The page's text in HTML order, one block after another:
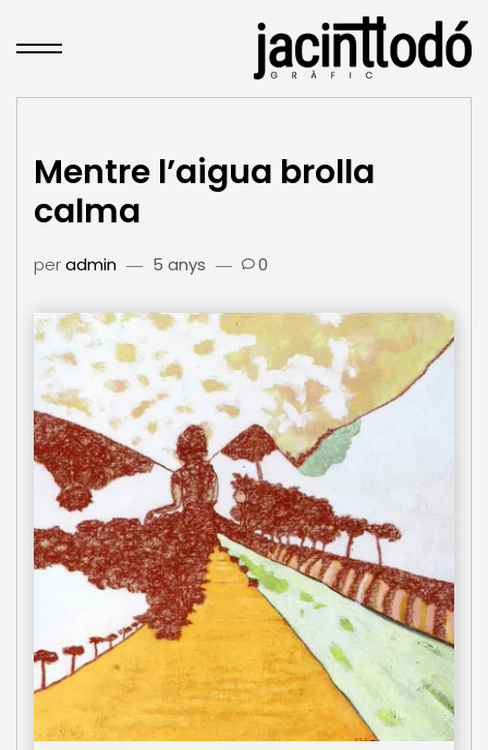
Mentre l’aigua brolla
calma
peradmin 5 anys 0